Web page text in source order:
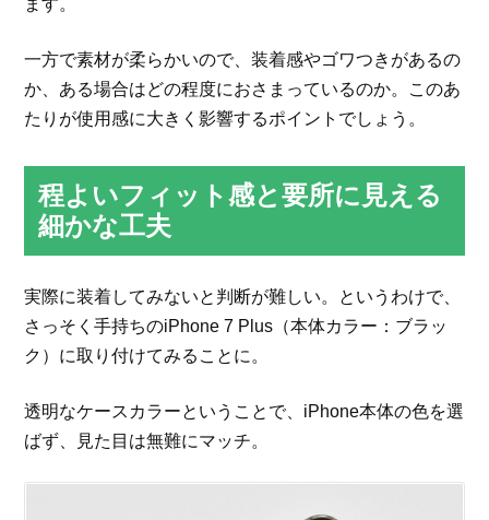
一方で素材が柔らかいので、装着感やゴワつきがあるの
か、ある場合はどの程度におさまっているのか。このあ
たりが使用感に大きく影響するポイントでしょう。
程よいフィット感と要所に見える
細かな工夫
実際に装着してみないと判断が難しい。というわけで、
さっそく手持ちのiPhone 7 Plus（本体カラー：ブラッ
ク）に取り付けてみることに。
透明なケースカラーということで、iPhone本体の色を選
ばず、見た目は無難にマッチ。